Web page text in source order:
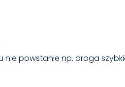
powstanie np. droga